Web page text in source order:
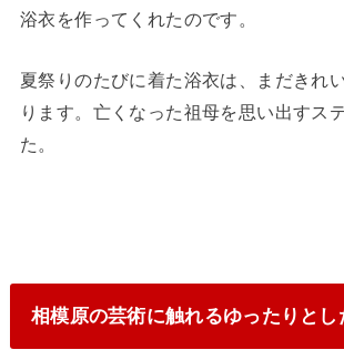
浴衣を作ってくれたのです。
夏祭りのたびに着た浴衣は、まだきれ
ります。亡くなった祖母を思い出すス
た。
相模原の芸術に触れるゆったりとし